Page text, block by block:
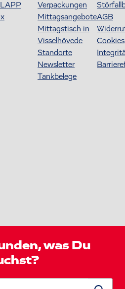
Verpackungen
Mittagsangebote
Mittagstisch in
Visselhövede
Standorte
Newsletter
Tankbelege
AGB
Cookies
was Du